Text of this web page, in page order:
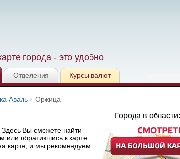
города - это удобно
Отделения Курсы валют
Аваль Оржица
Города в области:
Вы сможете найти
или обратившись к карте
карте, и мы рекомендуем